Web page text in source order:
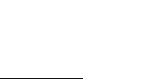
━━━━━